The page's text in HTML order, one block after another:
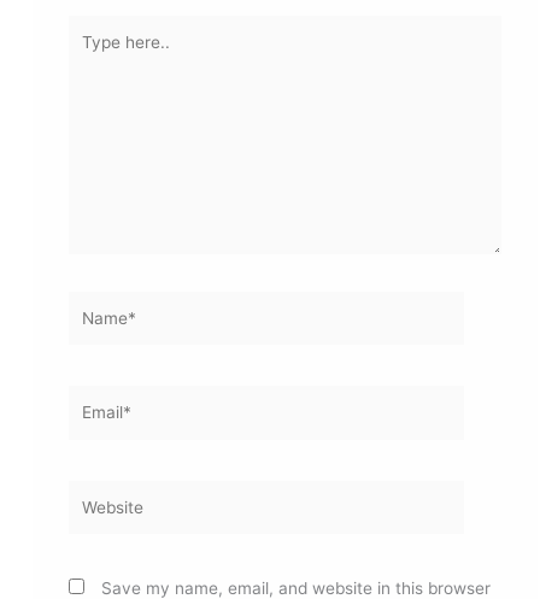
here..
Save my name, email, and website in this browser